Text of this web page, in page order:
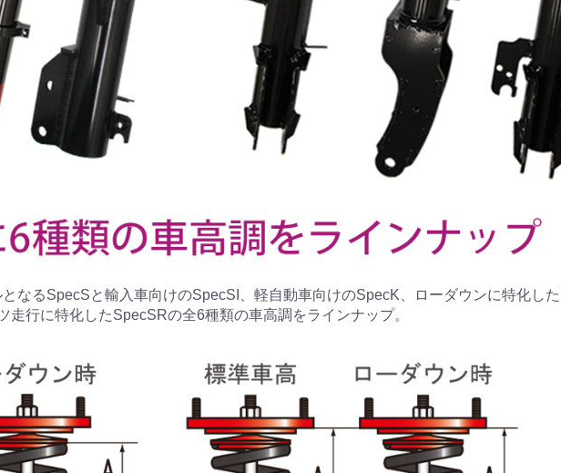
なるSpecSと輸入車向けのSpecSI、軽自動車向けのSpecK、ローダウンに特化し
行に特化したSpecSRの全6種類の車高調をラインナップ。